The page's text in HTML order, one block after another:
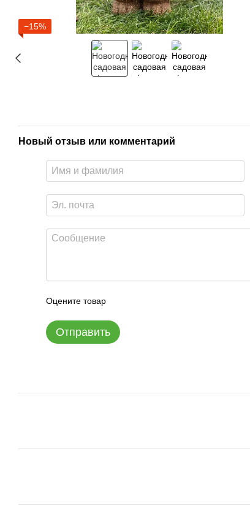
−15%
Новый отзыв или комментарий
Оцените товар
Отправить